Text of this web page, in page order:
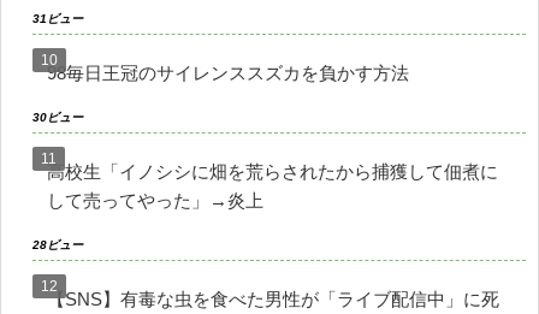
31ビュー
98毎日王冠のサイレンススズカを負かす方法
30ビュー
高校生「イノシシに畑を荒らされたから捕獲して佃煮に
して売ってやった」→炎上
28ビュー
【SNS】有毒な虫を食べた男性が「ライブ配信中」に死